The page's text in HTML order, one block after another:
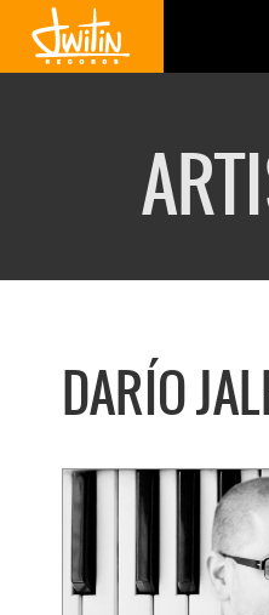
DARÍO